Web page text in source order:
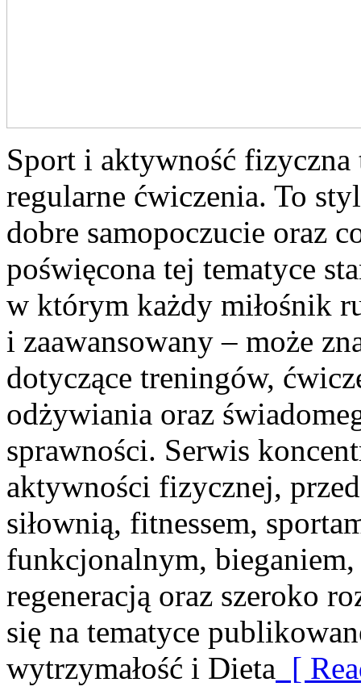
Sport i aktywność
regularne ćwiczenia. To
dobre samopoczucie oraz
poświęcona tej tematyce
w którym każdy miłośnik
i zaawansowany – może
dotyczące treningów,
odżywiania oraz
sprawności. Serwis
aktywności fizycznej,
siłownią, fitnessem,
funkcjonalnym,
regeneracją oraz szeroko
się na tematyce
wytrzymałość i Dieta [